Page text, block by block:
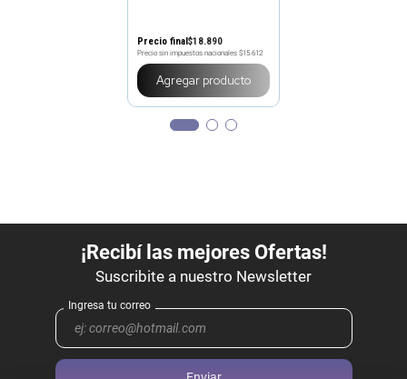
Precio final$18.890
Precio sin impuestos nacionales $15.612
Agregar producto